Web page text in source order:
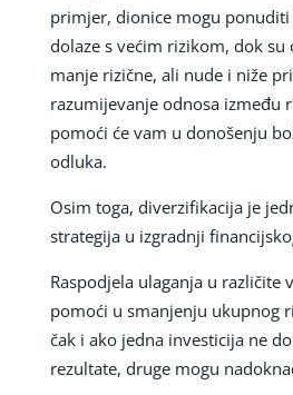
primjer, dionice mogu
dolaze s većim rizikom, dok su
manje rizične, ali nude i niže
razumijevanje odnosa između
pomoći će vam u donošenju
odluka.
Osim toga, diverzifikacija je
strategija u izgradnji
Raspodjela ulaganja u različite
pomoći u smanjenju ukupnog
čak i ako jedna investicija ne
rezultate, druge mogu